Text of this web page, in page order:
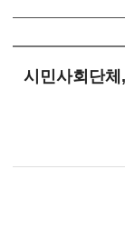
시민사회단